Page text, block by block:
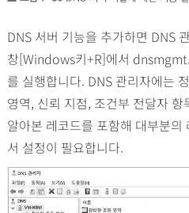
DNS 서버 기능을 추가하면 DNS
창[Windows키+R]에서
를 실행합니다. DNS 관리자에는
영역, 신뢰 지점, 조건부 전달자
알아본 레코드를 포함해 대부분의
서 설정이 필요합니다.